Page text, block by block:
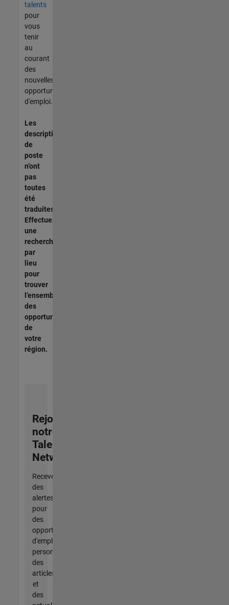
talents
pour
vous
tenir
au
courant
des
nouvelles
opportunités
d'emploi.
Les
descriptions
de
poste
n’ont
pas
toutes
été
traduites.
Effectuez
une
recherche
par
lieu
pour
trouver
l’ensemble
des
opportunités
de
votre
région.
Rejoignez
notre
Talent
Network
Recevez
des
alertes
pour
des
opportunités
d'emploi
personnalisées,
des
articles
et
des